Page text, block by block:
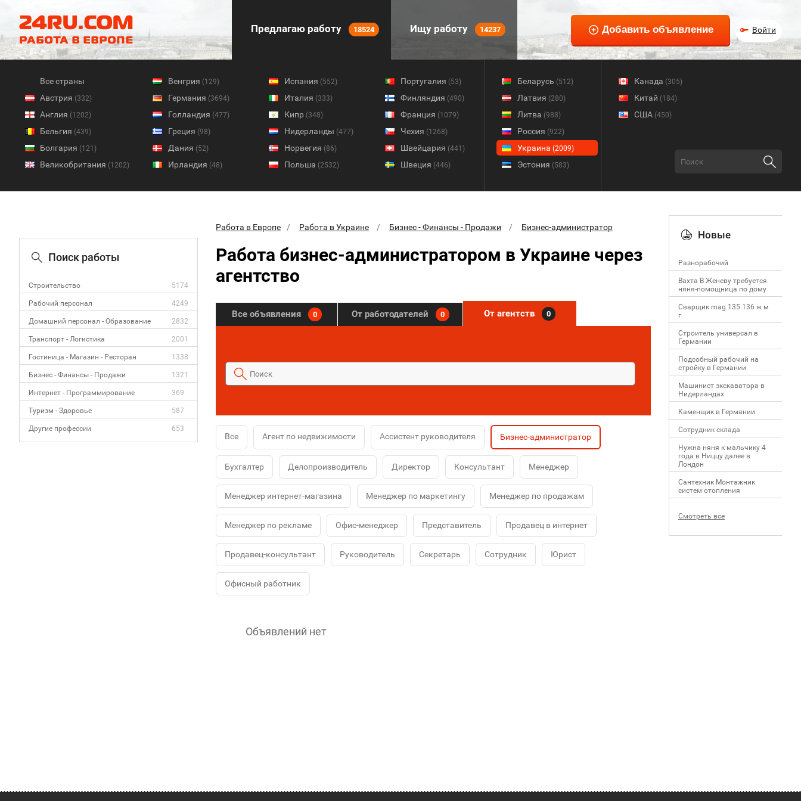
Предлагаю работу 18524 Ищу работу 14237 Войти
Все страны
Австрия (332)
Англия (1202)
Бельгия (439)
Болгария (121)
Великобритания (1202)
Венгрия (129)
Германия (3694)
Голландия (477)
Греция (98)
Дания (52)
Ирландия (48)
Испания (552)
Италия (333)
Кипр (348)
Нидерланды (477)
Норвегия (86)
Польша (2532)
Португалия (53)
Финляндия (490)
Франция (1079)
Чехия (1268)
Швейцария (441)
Швеция (446)
Беларусь (512)
Латвия (280)
Литва (988)
Россия (922)
Украина (2009)
Эстония (583)
Канада (305)
Китай (184)
США (450)
Поиск работы
Строительство 5174
Рабочий персонал 4249
Домашний персонал - Образование 2832
Транспорт - Логистика 2001
Гостиница - Магазин - Ресторан 1338
Бизнес - Финансы - Продажи 1321
Интернет - Программирование 369
Туризм - Здоровье 587
Другие профессии 653
Работа в Европе Работа в Украине Бизнес - Финансы - Продажи Бизнес-администратор
Работа бизнес-администратором в Украине через
агентство
Все объявления 0 От работодателей 0 От агентств 0
Все Агент по недвижимости Ассистент руководителя Бизнес-администратор
Бухгалтер Делопроизводитель Директор Консультант Менеджер
Менеджер интернет-магазина Менеджер по маркетингу Менеджер по продажам
Менеджер по рекламе Офис-менеджер Представитель Продавец в интернет
Продавец-консультант Руководитель Секретарь Сотрудник Юрист
Офисный работник
Объявлений нет
Новые
Разнорабочий
Вахта В Женеву требуется
няня-помощница по дому
Сварщик mag 135 136 ж м
г
Строитель универсал в
Германии
Подсобный рабочий на
стройку в Германии
Машинист экскаватора в
Нидерландах
Каменщик в Германии
Сотрудник склада
Нужна няня к мальчику 4
года в Ниццу далее в
Лондон
Сантехник Монтажник
систем отопления
Смотреть все